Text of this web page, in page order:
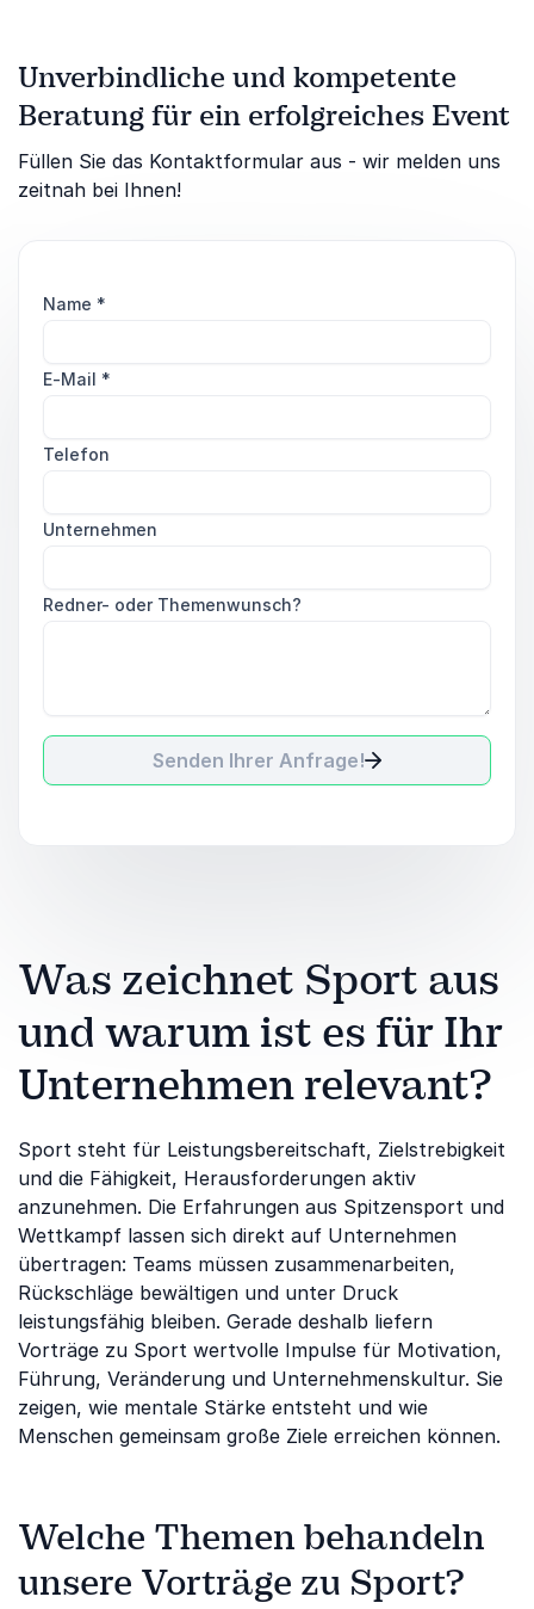
Unverbindliche und kompetente
Beratung für ein erfolgreiches Event
Füllen Sie das Kontaktformular aus - wir melden uns
zeitnah bei Ihnen!
Name *
E-Mail *
Telefon
Unternehmen
Redner- oder Themenwunsch?
Senden Ihrer Anfrage!
Was zeichnet Sport aus
und warum ist es für Ihr
Unternehmen relevant?
Sport steht für Leistungsbereitschaft, Zielstrebigkeit
und die Fähigkeit, Herausforderungen aktiv
anzunehmen. Die Erfahrungen aus Spitzensport und
Wettkampf lassen sich direkt auf Unternehmen
übertragen: Teams müssen zusammenarbeiten,
Rückschläge bewältigen und unter Druck
leistungsfähig bleiben. Gerade deshalb liefern
Vorträge zu Sport wertvolle Impulse für Motivation,
Führung, Veränderung und Unternehmenskultur. Sie
zeigen, wie mentale Stärke entsteht und wie
Menschen gemeinsam große Ziele erreichen können.
Welche Themen behandeln
unsere Vorträge zu Sport?